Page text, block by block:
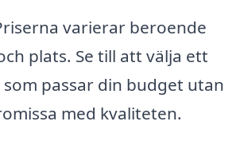
varierar beroende
plats. Se till att välja ett
passar din budget utan
med kvaliteten.